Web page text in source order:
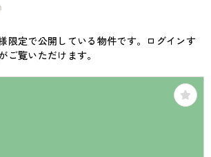
限定で公開している物件です。ログインす
ご覧いただけます。